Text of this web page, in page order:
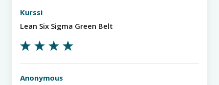
Kurssi
Lean Six Sigma Green Belt
Anonymous